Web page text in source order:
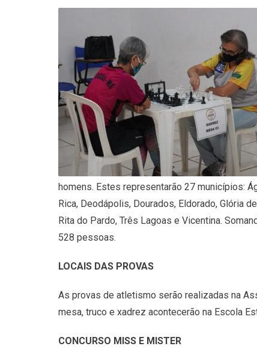
homens. Estes representarão 27 municípios:
Rica, Deodápolis, Dourados, Eldorado, Glória
Rita do Pardo, Três Lagoas e Vicentina.
528 pessoas.
LOCAIS DAS PROVAS
As provas de atletismo serão realizadas na
mesa, truco e xadrez acontecerão na Escola
CONCURSO MISS E MISTER